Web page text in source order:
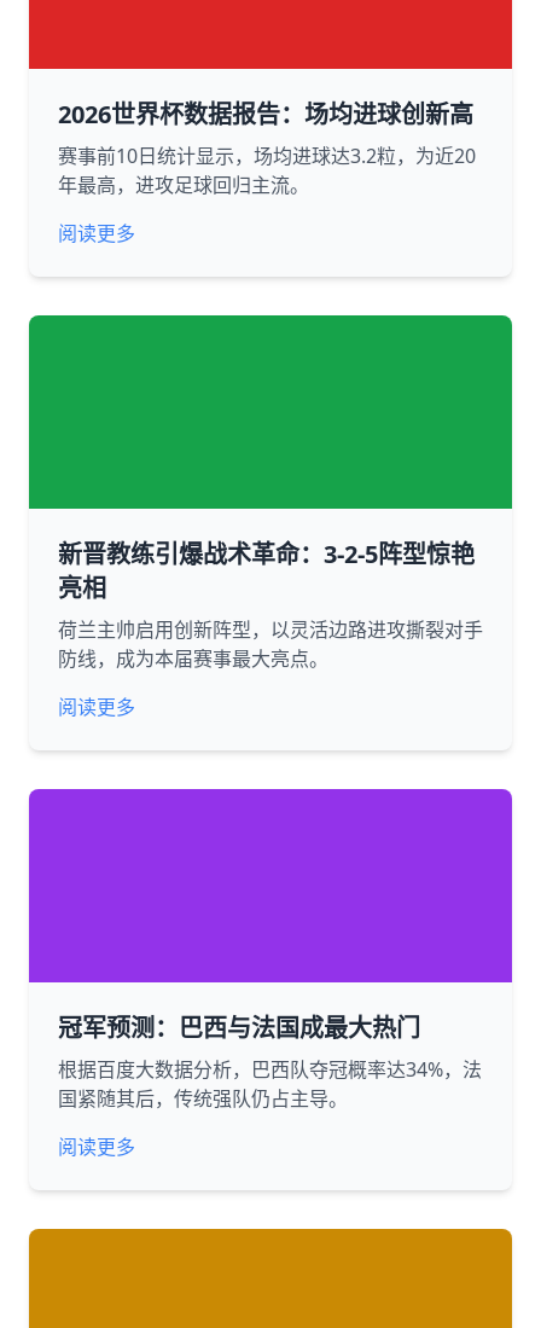
2026世界杯数据报告：场均进球创新高
赛事前10日统计显示，场均进球达3.2粒，为近20
年最高，进攻足球回归主流。
阅读更多
新晋教练引爆战术革命：3-2-5阵型惊艳
亮相
荷兰主帅启用创新阵型，以灵活边路进攻撕裂对手
防线，成为本届赛事最大亮点。
阅读更多
冠军预测：巴西与法国成最大热门
根据百度大数据分析，巴西队夺冠概率达34%，法
国紧随其后，传统强队仍占主导。
阅读更多